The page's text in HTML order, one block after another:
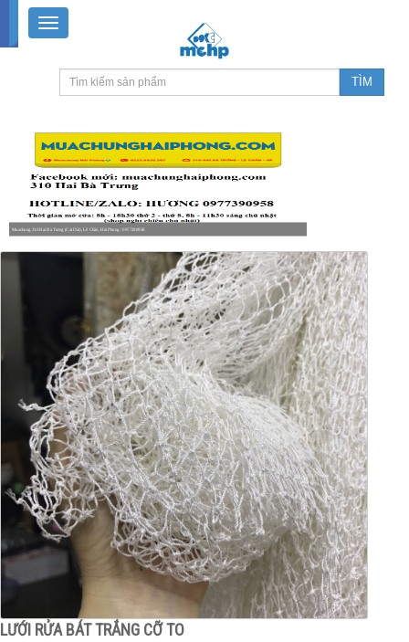
Muachung 310 Hai Bà Trưng (Cát Dài), Lê Chân, Hải Phòng / 0977390958
LƯỚI RỬA BÁT TRẮNG CỠ TO